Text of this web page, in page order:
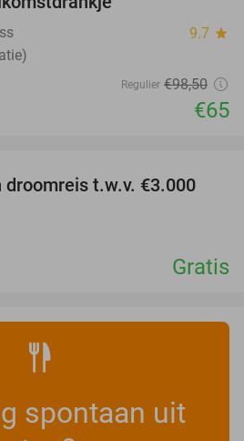
9.7 star
Regulier €98,50
€65
droomreis t.w.v. €3.000
Gratis
spontaan uit